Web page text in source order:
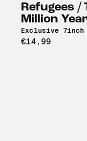
Refugees /
Million
Exclusive
€14,99